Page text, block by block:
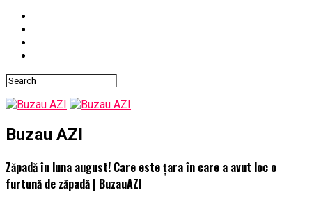
Buzau AZI
Zăpadă în luna august! Care este țara în care a avut loc o
furtună de zăpadă | BuzauAZI